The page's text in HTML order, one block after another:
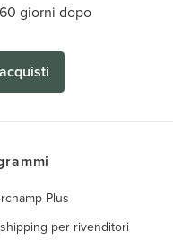
giorni dopo
Plus
per rivenditori